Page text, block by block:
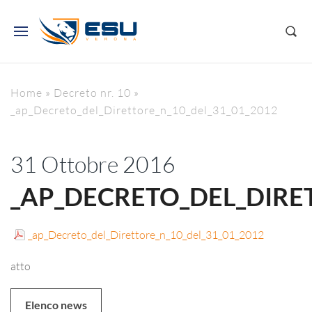
Home » Decreto nr. 10 »
_ap_Decreto_del_Direttore_n_10_del_31_01_2012
31 Ottobre 2016
_ap_Decreto_del_Direttore_n_10_del_31_01_2012
atto
Elenco news